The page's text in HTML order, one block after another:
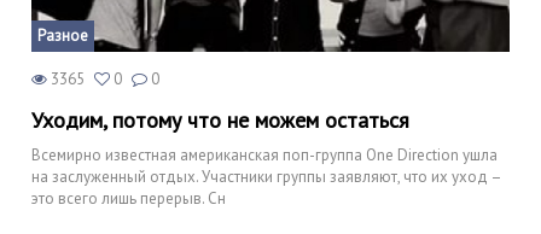
Разное
3365 0 0
Уходим, потому что не можем остаться
Всемирно известная американская поп-группа One Direction ушла
на заслуженный отдых. Участники группы заявляют, что их уход –
это всего лишь перерыв. Сн